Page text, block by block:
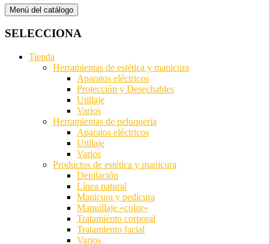
Menú del catálogo
SELECCIONA
Tienda
Herramientas de estética y manicura
Aparatos eléctricos
Protección y Desechables
Utillaje
Varios
Herramientas de peluquería
Aparatos eléctricos
Utillaje
Varios
Productos de estética y manicura
Depilación
Línea natural
Manicura y pedicura
Maquillaje «color»
Tratamiento corporal
Tratamiento facial
Varios